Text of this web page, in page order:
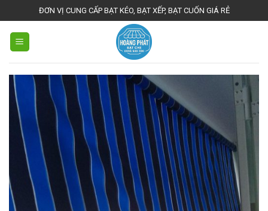
to
content
ĐƠN VỊ CUNG CẤP BẠT KÉO, BẠT XẾP, BẠT CUỐN GIÁ RẺ